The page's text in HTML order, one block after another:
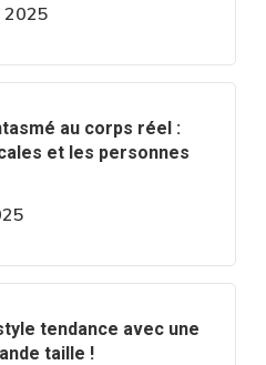
2025
au corps réel :
et les personnes
tendance avec une
taille !